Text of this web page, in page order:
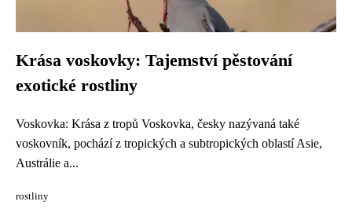
Krása voskovky: Tajemství pěstování
exotické rostliny
Voskovka: Krása z tropů Voskovka, česky nazývaná také
voskovník, pochází z tropických a subtropických oblastí Asie,
Austrálie a...
rostliny